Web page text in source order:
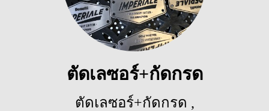
ตัดเลซอร์+กัดกรด
ตัดเลซอร์+กัดกรด ,